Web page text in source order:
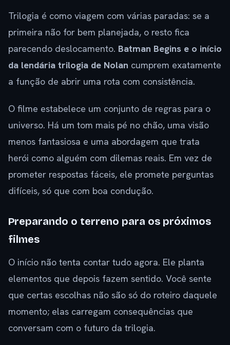
Trilogia é como viagem com várias paradas: se a
primeira não for bem planejada, o resto fica
parecendo deslocamento. Batman Begins e o início
da lendária trilogia de Nolan cumprem exatamente
a função de abrir uma rota com consistência.
O filme estabelece um conjunto de regras para o
universo. Há um tom mais pé no chão, uma visão
menos fantasiosa e uma abordagem que trata
herói como alguém com dilemas reais. Em vez de
prometer respostas fáceis, ele promete perguntas
difíceis, só que com boa condução.
Preparando o terreno para os próximos
filmes
O início não tenta contar tudo agora. Ele planta
elementos que depois fazem sentido. Você sente
que certas escolhas não são só do roteiro daquele
momento; elas carregam consequências que
conversam com o futuro da trilogia.